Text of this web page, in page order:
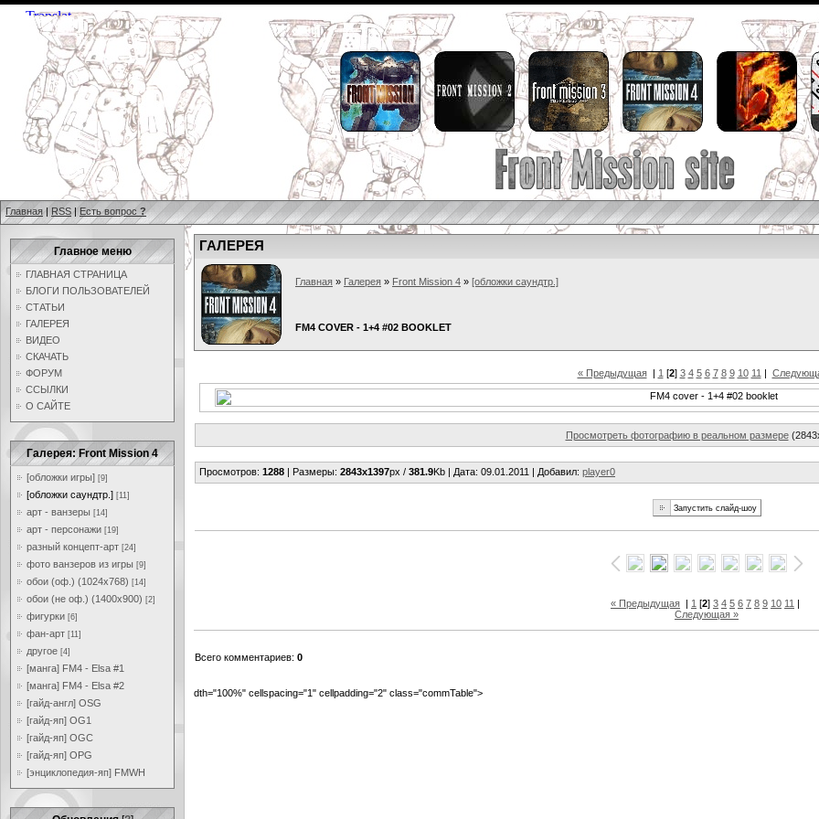
Главная | RSS | Есть вопрос ?
Главное меню
ГЛАВНАЯ СТРАНИЦА
БЛОГИ ПОЛЬЗОВАТЕЛЕЙ
СТАТЬИ
ГАЛЕРЕЯ
ВИДЕО
СКАЧАТЬ
ФОРУМ
ССЫЛКИ
О САЙТЕ
Галерея: Front Mission 4
[обложки игры] [9]
[обложки саундтр.] [11]
арт - ванзеры [14]
арт - персонажи [19]
разный концепт-арт [24]
фото ванзеров из игры [9]
обои (оф.) (1024x768) [14]
обои (не оф.) (1400x900) [2]
фигурки [6]
фан-арт [11]
другое [4]
[манга] FM4 - Elsa #1
[манга] FM4 - Elsa #2
[гайд-англ] OSG
[гайд-яп] OG1
[гайд-яп] OGC
[гайд-яп] OPG
[энциклопедия-яп] FMWH
ГАЛЕРЕЯ
Главная » Галерея » Front Mission 4 » [обложки саундтр.]
FM4 COVER - 1+4 #02 BOOKLET
« Предыдущая| 1 [2] 3 4 5 6 7 8 9 10 11 |
Просмотреть фотографию в реальном размере
Просмотров: 1288 | Размеры: 2843x1397px / 381.9Kb | Дата: 09.01.2011 | Добавил: player0
« Предыдущая | 1 [2] 3 4 5 6 7 8 9 10 11 |
Следующая »
Всего комментариев: 0
dth="100%" cellspacing="1" cellpadding="2" class="commTable">